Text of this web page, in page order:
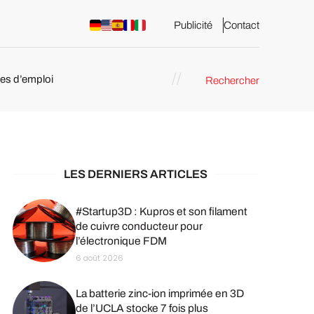
Publicité Contact
d’emploi Rechercher
LES DERNIERS ARTICLES
#Startup3D : Kupros et son filament
de cuivre conducteur pour
l’électronique FDM
6 août 2026
La batterie zinc-ion imprimée en 3D
de l’UCLA stocke 7 fois plus